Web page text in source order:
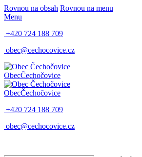
Rovnou na obsah Rovnou na menu
Menu
+420 724 188 709
obec@cechocovice.cz
ObecČechočovice
ObecČechočovice
+420 724 188 709
obec@cechocovice.cz